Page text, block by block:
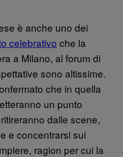
è anche uno dei
celebrativo che la
a Milano, al forum di
sono altissime.
che in quella
un punto
dalle scene,
e concentrarsi sui
ragion per cui la